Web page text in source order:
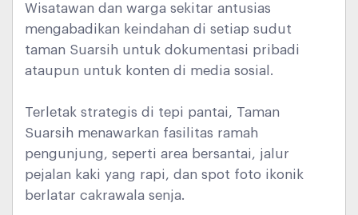
Wisatawan dan warga sekitar antusias
mengabadikan keindahan di setiap sudut
taman Suarsih untuk dokumentasi pribadi
ataupun untuk konten di media sosial.
Terletak strategis di tepi pantai, Taman
Suarsih menawarkan fasilitas ramah
pengunjung, seperti area bersantai, jalur
pejalan kaki yang rapi, dan spot foto ikonik
berlatar cakrawala senja.